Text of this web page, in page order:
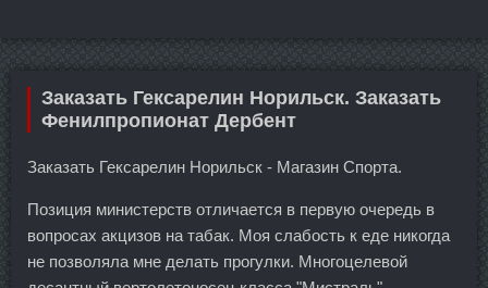
Заказать Гексарелин Норильск. Заказать
Фенилпропионат Дербент
Заказать Гексарелин Норильск - Магазин Спорта.
Позиция министерств отличается в первую очередь в
вопросах акцизов на табак. Моя слабость к еде никогда
не позволяла мне делать прогулки. Многоцелевой